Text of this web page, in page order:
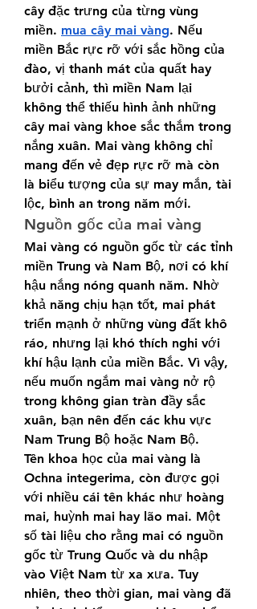
cây đặc trưng của từng vùng
miền. mua cây mai vàng. Nếu
miền Bắc rực rỡ với sắc hồng của
đào, vị thanh mát của quất hay
bưởi cảnh, thì miền Nam lại
không thể thiếu hình ảnh những
cây mai vàng khoe sắc thắm trong
nắng xuân. Mai vàng không chỉ
mang đến vẻ đẹp rực rỡ mà còn
là biểu tượng của sự may mắn, tài
lộc, bình an trong năm mới.
Nguồn gốc của mai vàng
Mai vàng có nguồn gốc từ các tỉnh
miền Trung và Nam Bộ, nơi có khí
hậu nắng nóng quanh năm. Nhờ
khả năng chịu hạn tốt, mai phát
triển mạnh ở những vùng đất khô
ráo, nhưng lại khó thích nghi với
khí hậu lạnh của miền Bắc. Vì vậy,
nếu muốn ngắm mai vàng nở rộ
trong không gian tràn đầy sắc
xuân, bạn nên đến các khu vực
Nam Trung Bộ hoặc Nam Bộ.
Tên khoa học của mai vàng là
Ochna integerima, còn được gọi
với nhiều cái tên khác như hoàng
mai, huỳnh mai hay lão mai. Một
số tài liệu cho rằng mai có nguồn
gốc từ Trung Quốc và du nhập
vào Việt Nam từ xa xưa. Tuy
nhiên, theo thời gian, mai vàng đã